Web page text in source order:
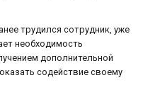
трудился сотрудник, уже
необходимость
дополнительной
содействие своему